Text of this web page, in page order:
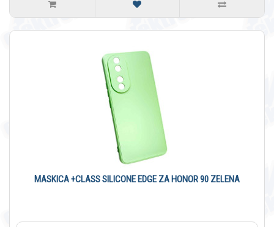
MASKICA +CLASS SILICONE EDGE ZA HONOR 90 ZELENA